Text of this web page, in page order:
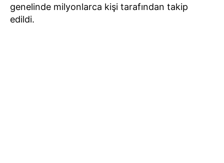
genelinde milyonlarca kişi tarafından takip
edildi.